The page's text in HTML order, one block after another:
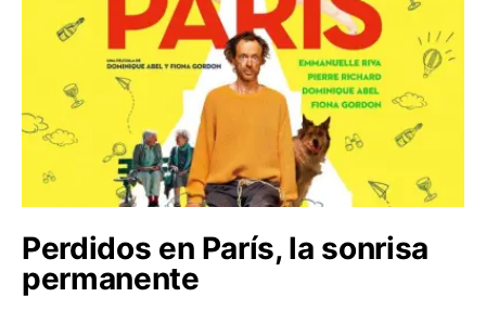
Perdidos en París, la sonrisa
permanente